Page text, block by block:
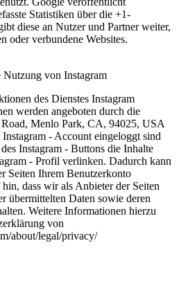
Statistiken über die +1-
diese an Nutzer und Partner weiter,
oder verbundene Websites.
von Instagram
des Dienstes Instagram
werden angeboten durch die
Menlo Park, CA, 94025, USA
- Account eingeloggt sind
Instagram - Buttons die Inhalte
- Profil verlinken. Dadurch kann
Seiten Ihrem Benutzerkonto
dass wir als Anbieter der Seiten
übermittelten Daten sowie deren
Weitere Informationen hierzu
von
about/legal/privacy/